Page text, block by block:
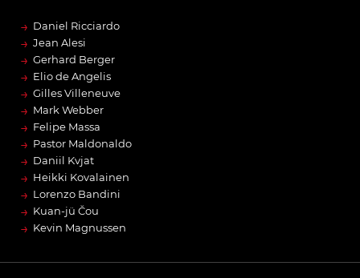
→ Daniel Ricciardo
→ Jean Alesi
→ Gerhard Berger
→ Elio de Angelis
→ Gilles Villeneuve
→ Mark Webber
→ Felipe Massa
→ Pastor Maldonaldo
→ Daniil Kvjat
→ Heikki Kovalainen
→ Lorenzo Bandini
→ Kuan-jü Čou
→ Kevin Magnussen